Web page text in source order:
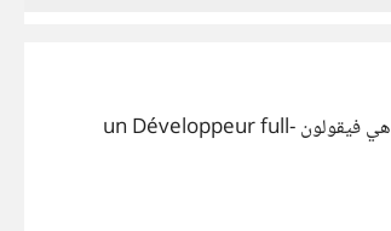
أظن أن الترجمة تذهب المعنى لذا حتى في الفرنسية يستعملون full-stack كما هي فيقولون un Développeur full-